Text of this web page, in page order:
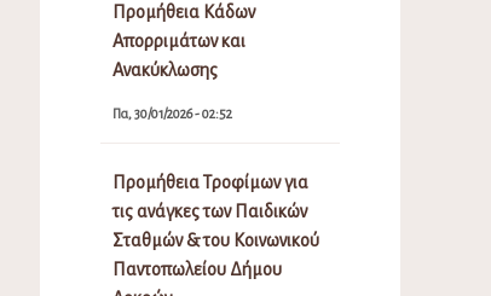
Προμήθεια Κάδων
Απορριμάτων και
Ανακύκλωσης
Πα, 30/01/2026 - 02:52
Προμήθεια Τροφίμων για
τις ανάγκες των Παιδικών
Σταθμών & του Κοινωνικού
Παντοπωλείου Δήμου